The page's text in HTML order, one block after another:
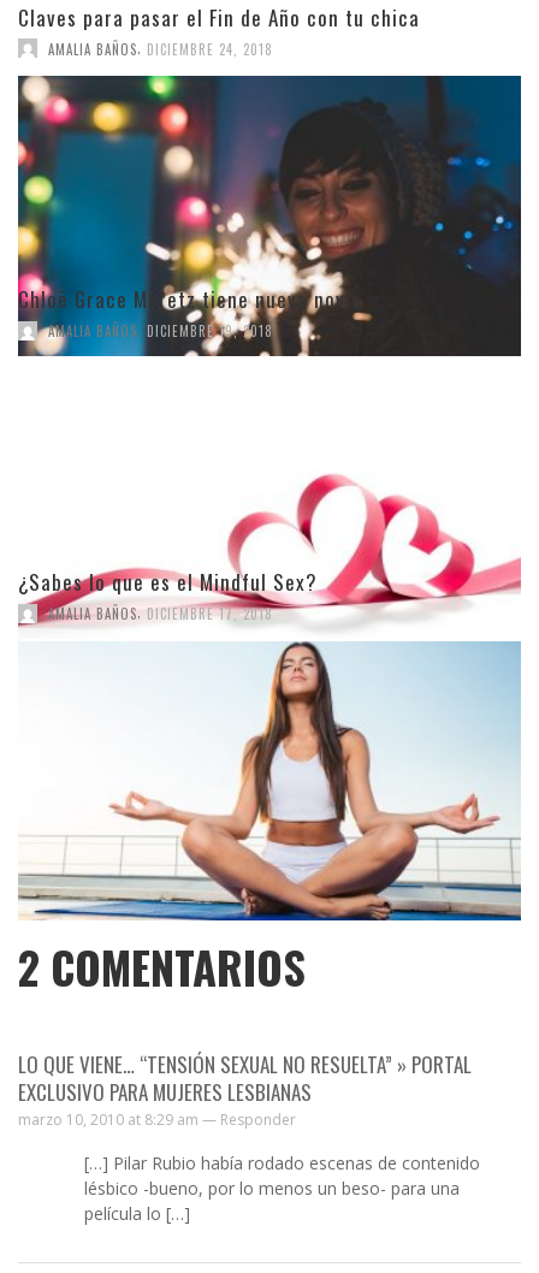
Claves para pasar el Fin de Año con tu chica
AMALIA BAÑOS DICIEMBRE 24, 2018
Chloë Grace Moretz tiene nueva novia
AMALIA BAÑOS, DICIEMBRE 19, 2018
¿Sabes lo que es el Mindful Sex?
AMALIA BAÑOS, DICIEMBRE 17, 2018
2 COMENTARIOS
LO QUE VIENE… “TENSIÓN SEXUAL NO RESUELTA” » PORTAL
EXCLUSIVO PARA MUJERES LESBIANAS
marzo 10, 2010 at 8:29 am — Responder
[…] Pilar Rubio había rodado escenas de contenido
lésbico -bueno, por lo menos un beso- para una
película lo […]